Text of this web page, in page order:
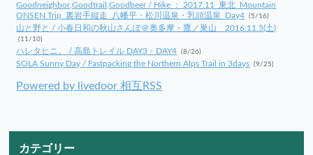
Goodneighbor,Goodtrail,Goodbeer / Hike ： 2017.11_東北_Mountain
ONSEN Trip_裏岩手縦走_八幡平・松川温泉・乳頭温泉_Day4 (5/16)
山と野と / 小春日和の秋山さんぽ＠奥多摩・鷹ノ巣山 2016.11.5(土)
(11/10)
ハレタヒニ。 / 高島トレイル DAY3・DAY4 (8/26)
SOLA Sunny Day / Fastpacking the Northern Alps Trail in 3days (9/25)
Powered by livedoor 相互RSS
カテゴリー